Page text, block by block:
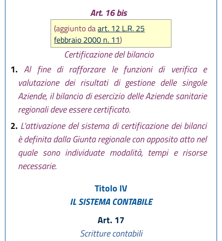
Art. 16 bis
(aggiunto daart. 12 L.R. 25
febbraio 2000 n. 11)
Certificazione del bilancio
1. Al fine di rafforzare le funzioni di verifica e
valutazione dei risultati di gestione delle singole
Aziende, il bilancio di esercizio delle Aziende sanitarie
regionali deve essere certificato.
2. L'attivazione del sistema di certificazione dei bilanci
è definita dalla Giunta regionale con apposito atto nel
quale sono individuate modalità, tempi e risorse
necessarie.
Titolo IV
IL SISTEMA CONTABILE
Art. 17
Scritture contabili